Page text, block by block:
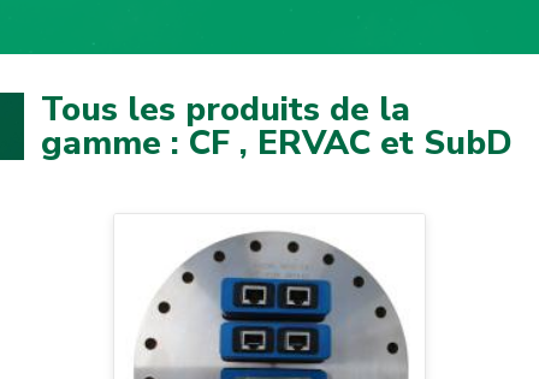
Tous les produits de la
gamme : CF , ERVAC et SubD